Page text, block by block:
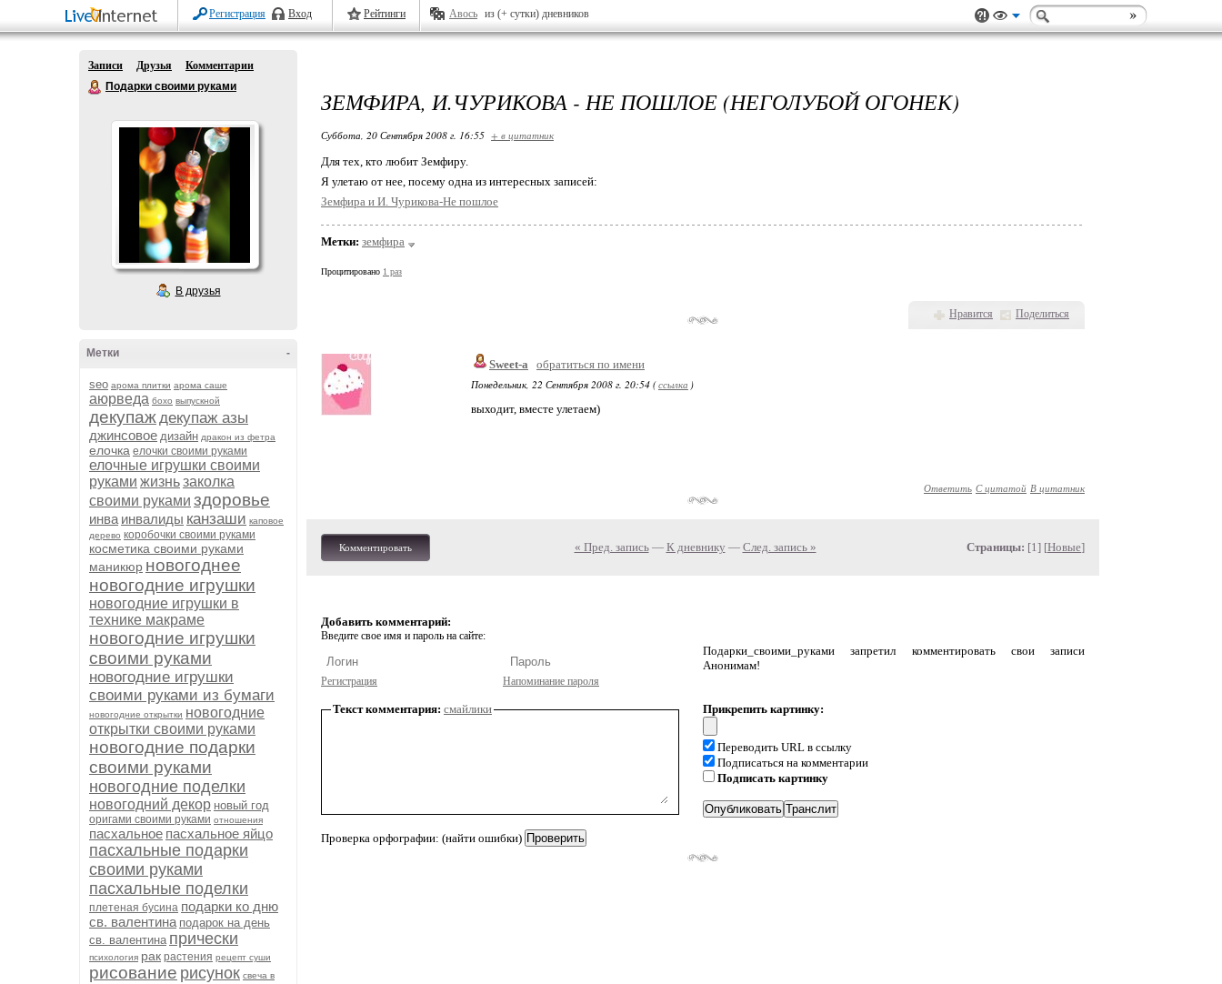
Регистрация Вход Рейтинги Авось из (+ сутки) дневников
Записи Друзья
Комментарии
Подарки своими руками
В друзья
-
Метки
seo арома плитки арома саше
аюрведа бохо выпускной
декупаждекупаж азы
джинсовое дизайн дракон из фетра
елочка елочки своими руками
елочные игрушки своими
руками жизньзаколка
своими руками здоровье
инва инвалиды канзаши каповое
дерево коробочки своими руками
косметика своими руками
маникюр новогоднее
новогодние игрушки
новогодние игрушки в
технике макраме
новогодние игрушки
своими руками
новогодние игрушки
своими руками из бумаги
новогодние открытки новогодние
открытки своими руками
новогодние подарки
своими руками
новогодние поделки
новогодний декор новый год
оригами своими руками отношения
пасхальное пасхальное яйцо
пасхальные подарки
своими руками
пасхальные поделки
плетеная бусина подарки ко дню
св. валентина подарок на день
св. валентина прически
психология рак растения рецепт суши
рисование рисунок свеча в
ЗЕМФИРА, И.ЧУРИКОВА - НЕ ПОШЛОЕ (НЕГОЛУБОЙ ОГОНЕК)
Суббота, 20 Сентября 2008 г. 16:55 + в цитатник
Для тех, кто любит Земфиру.
Я улетаю от нее, посему одна из интересных записей:
Земфира и И. Чурикова-Не пошлое
Метки: земфира
Процитировано 1 раз
Нравится Поделиться
Sweet-a
обратиться по имени
Понедельник, 22 Сентября 2008 г. 20:54 (ссылка )
выходит, вместе улетаем)
Ответить С цитатой В цитатник
Комментировать « Пред. запись— К дневнику — След. запись » Страницы: [1] [Новые]
Добавить комментарий:
Введите свое имя и пароль на сайте:
Регистрация Напоминание пароля
Подарки_своими_руками запретил комментировать свои записи
Анонимам!
Текст комментария: смайлики
Проверка орфографии: (найти ошибки)
Прикрепить картинку:
Переводить URL в ссылку
Подписаться на комментарии
Подписать картинку